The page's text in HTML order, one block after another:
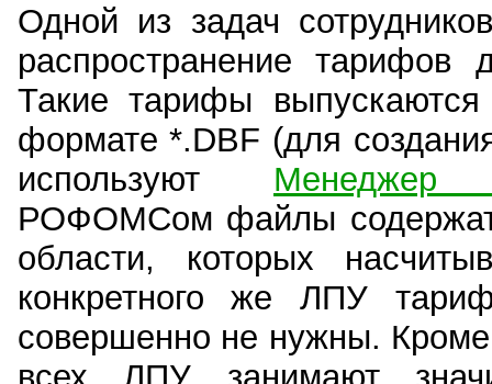
Одной из задач
распространение
Такие тарифы
формате *.DBF (для
используют Менеджер
РОФОМСом файлы
области, которых
конкретного же ЛПУ
совершенно не нужны.